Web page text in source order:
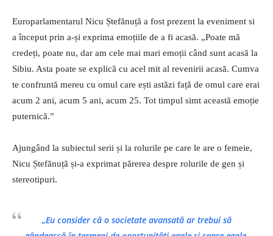
Europarlamentarul Nicu Ștefănuță a fost prezent la eveniment si
a început prin a-și exprima emoțiile de a fi acasă. „Poate mă
credeți, poate nu, dar am cele mai mari emoții când sunt acasă la
Sibiu. Asta poate se explică cu acel mit al revenirii acasă. Cumva
te confruntă mereu cu omul care ești astăzi față de omul care erai
acum 2 ani, acum 5 ani, acum 25. Tot timpul simt această emoție
puternică.”
Ajungând la subiectul serii și la rolurile pe care le are o femeie,
Nicu Ștefănuță și-a exprimat părerea despre rolurile de gen și
stereotipuri.
„Eu consider că o societate avansată ar trebui să